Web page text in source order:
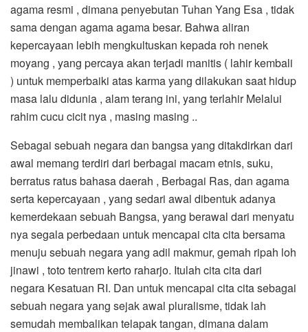
agama resmi , dimana penyebutan Tuhan Yang Esa , tidak
sama dengan agama agama besar. Bahwa aliran
kepercayaan lebih mengkultuskan kepada roh nenek
moyang , yang percaya akan terjadi manitis ( lahir kembali
) untuk memperbaiki atas karma yang dilakukan saat hidup
masa lalu didunia , alam terang ini, yang terlahir Melalui
rahim cucu cicit nya , masing masing ..
Sebagai sebuah negara dan bangsa yang ditakdirkan dari
awal memang terdiri dari berbagai macam etnis, suku,
berratus ratus bahasa daerah , Berbagai Ras, dan agama
serta kepercayaan , yang sedari awal dibentuk adanya
kemerdekaan sebuah Bangsa, yang berawal dari menyatu
nya segala perbedaan untuk mencapai cita cita bersama
menuju sebuah negara yang adil makmur, gemah ripah loh
jinawi , toto tentrem kerto raharjo. Itulah cita cita dari
negara Kesatuan RI. Dan untuk mencapai cita cita sebagai
sebuah negara yang sejak awal pluralisme, tidak lah
semudah membalikan telapak tangan, dimana dalam